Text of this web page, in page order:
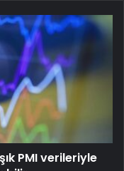
PMI verileriyle